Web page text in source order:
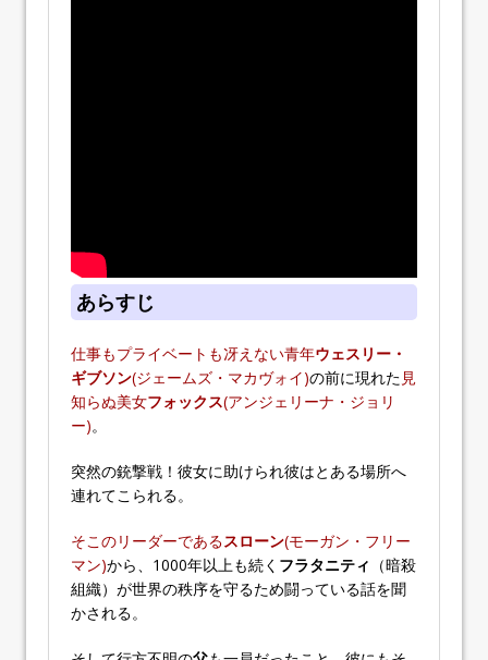
あらすじ
仕事もプライベートも冴えない青年ウェスリー・
ギブソン(ジェームズ・マカヴォイ)の前に現れた 見
知らぬ美女フォックス(アンジェリーナ・ジョリ
ー)。
突然の銃撃戦！彼女に助けられ彼はとある場所へ
連れてこられる。
そこのリーダーであるスローン(モーガン・フリー
マン)から、1000年以上も続く フラタニティ （暗殺
組織）が世界の秩序を守るため闘っている話を聞
かされる。